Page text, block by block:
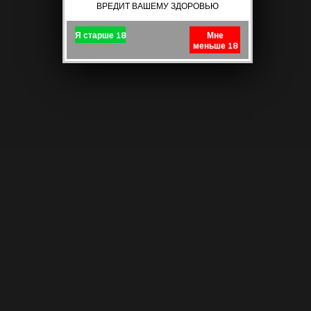
ВРЕДИТ ВАШЕМУ ЗДОРОВЬЮ
Я старше 18
Мне
меньше 18